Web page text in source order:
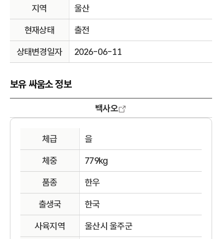
지역 울산
현재상태 출전
상태변경일자 2026-06-11
보유 싸움소 정보
백사오
체급 을
체중 779kg
품종 한우
출생국 한국
사육지역 울산시 울주군